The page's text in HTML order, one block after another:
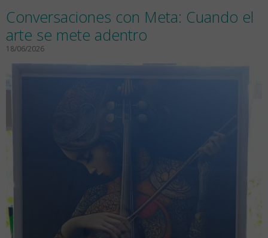
Conversaciones con Meta: Cuando el
arte se mete adentro
18/06/2026